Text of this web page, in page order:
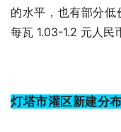
的水平，也有部分
每瓦 1.03-1.2 元人民
灯塔市灌区新建分